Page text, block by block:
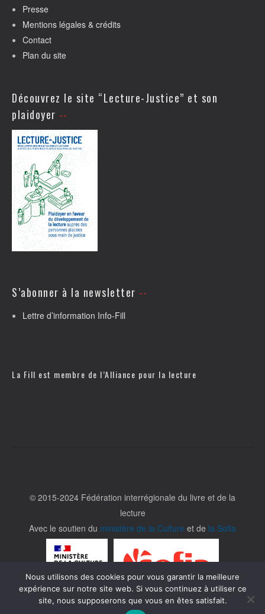
Presse
Mentions légales & crédits
Contact
Plan du site
Découvrez le site “Lecture-Justice” et son
plaidoyer
S’abonner à la newsletter
Lettre d’information Info-Fill
La Fill est membre de l’Alliance pour la lecture
© 2015-2024 Fédération interrégionale du livre et de la
lecture
Avec le soutien du ministère de la Culture et de la Sofia
Nous utilisons des cookies pour vous garantir la meilleure
expérience sur notre site web. Si vous continuez à utiliser ce
site, nous supposerons que vous en êtes satisfait.